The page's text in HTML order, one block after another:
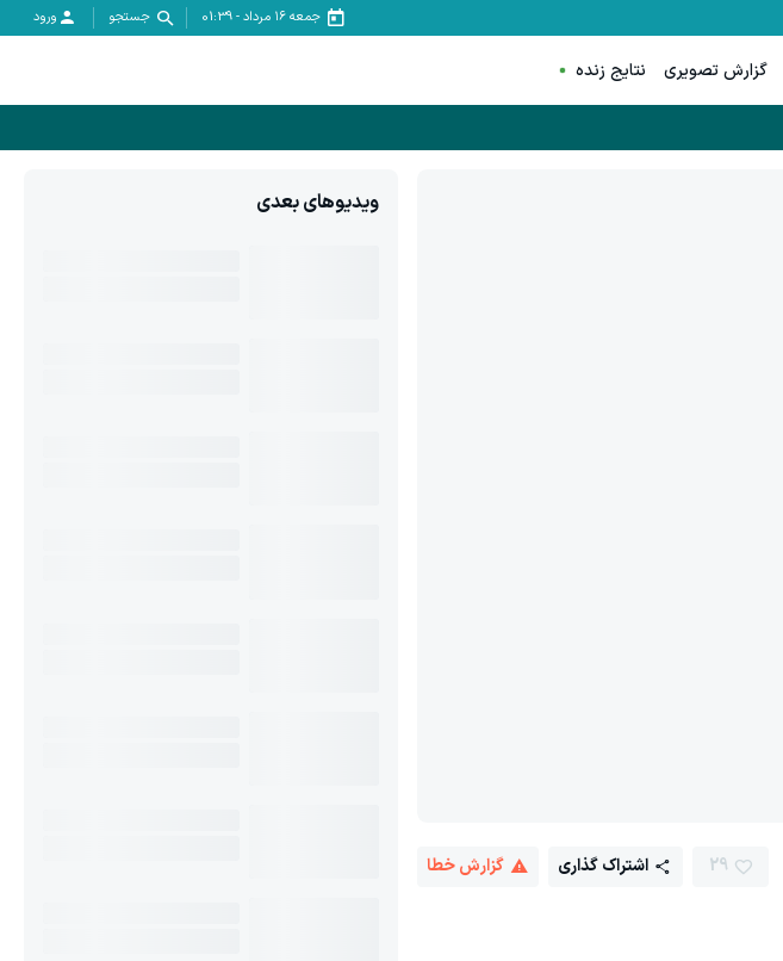
جمعه ۱۶ مرداد -
01:39 جستجو ورود
گزارش تصویری نتایج زنده
29 اشتراک گذاری گزارش خطا
ویدیوهای بعدی